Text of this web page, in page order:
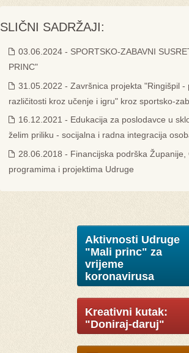
SLIČNI SADRŽAJI:
03.06.2024 - SPORTSKO-ZABAVNI
PRINC"
31.05.2022 - Završnica projekta "Ringišpil -
različitosti kroz učenje i igru" kroz sportsko-
16.12.2021 - Edukacija za poslodavce u
želim priliku - socijalna i radna integracija
28.06.2018 - Financijska podrška Županije,
programima i projektima Udruge
Aktivnosti Udruge
"Mali princ" za
vrijeme
koronavirusa
Kreativni kutak:
"Doniraj-daruj"